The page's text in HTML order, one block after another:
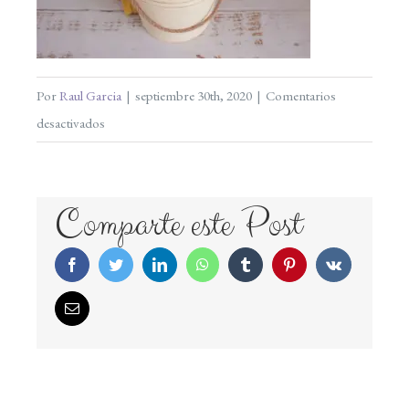
PorRaul Garcia | septiembre 30th, 2020 | Comentarios
desactivados
Comparte este Post
FacebookTwitterLinkedInWhatsAppTumblr PinterestVk
Correo
electrónico